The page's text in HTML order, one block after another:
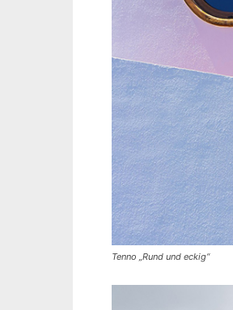
Tenno „Rund und eckig“